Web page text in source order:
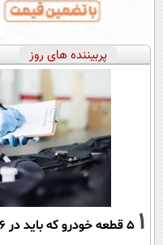
پربیننده های روز
1 ۵ قطعه خودرو که باید در ۹۶ هزار کیلومتر عوض کنید